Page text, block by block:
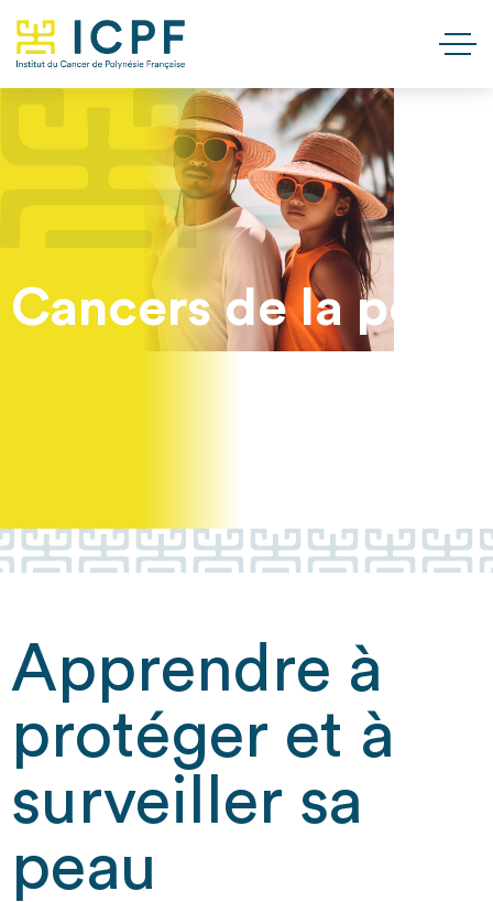
Cancers de la peau
Apprendre à
protéger et à
surveiller sa
peau